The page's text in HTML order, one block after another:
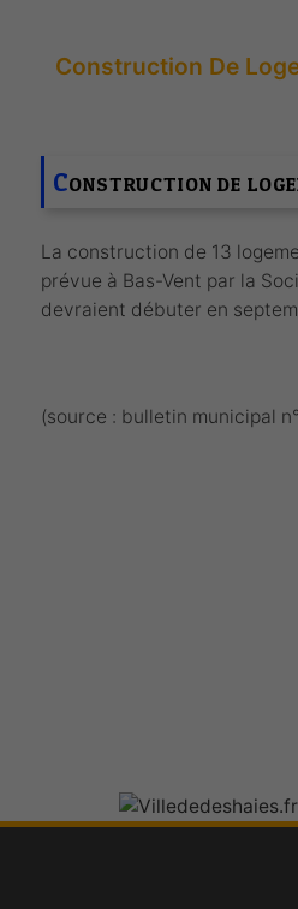
Construction De
CONSTRUCTION DE
La construction de 13
prévue à Bas-Vent par la
devraient débuter en
(source : bulletin municipal